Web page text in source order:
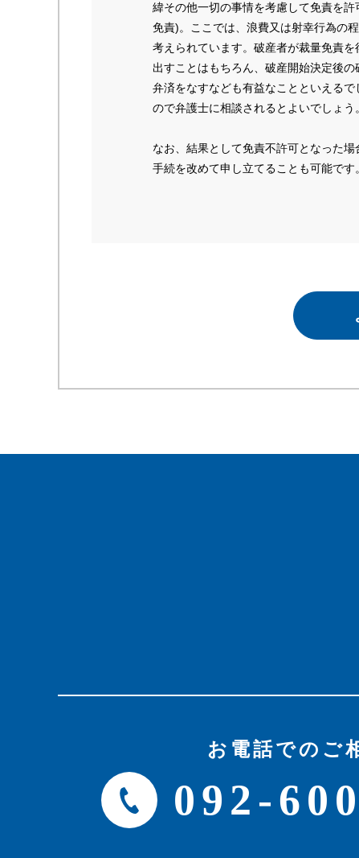
緯その他一切の事情を考慮して免責を
免責)。ここでは、浪費又は射幸行為の
考えられています。破産者が裁量免責
出すことはもちろん、破産開始決定後
弁済をなすなども有益なことといえる
ので弁護士に相談されるとよいでしょう。
なお、結果として免責不許可となった
手続を改めて申し立てることも可能です。
お電話でのご
092-